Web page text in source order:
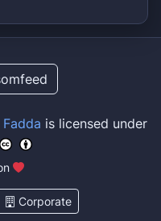
is licensed under
Corporate